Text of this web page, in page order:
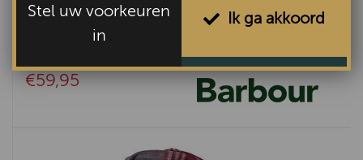
€59,95
Stel uw voorkeuren
in
Ik ga akkoord